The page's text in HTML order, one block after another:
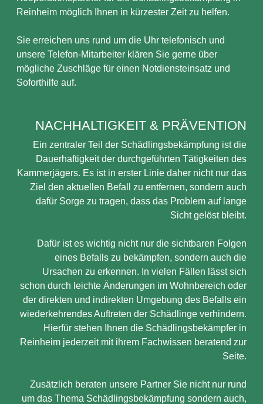
Reinheim möglich Ihnen in kürzester Zeit zu helfen.
Sie erreichen uns rund um die Uhr telefonisch und
unsere Telefon-Mitarbeiter klären Sie gerne über
mögliche Zuschläge für einen Notdiensteinsatz und
Soforthilfe auf.
NACHHALTIGKEIT & PRÄVENTION
Ein zentraler Teil der Schädlingsbekämpfung ist die
Dauerhaftigkeit der durchgeführten Tätigkeiten des
Kammerjägers. Es ist in erster Linie daher nicht nur das
Ziel den aktuellen Befall zu entfernen, sondern auch
dafür Sorge zu tragen, dass das Problem auf lange
Sicht gelöst bleibt.
Dafür ist es wichtig nicht nur die sichtbaren Folgen
eines Befalls zu bekämpfen, sondern auch die
Ursachen zu erkennen. In vielen Fällen lässt sich
schon durch leichte Änderungen im Wohnbereich oder
der direkten und indirekten Umgebung des Befalls ein
wiederkehrendes Auftreten der Schädlinge verhindern.
Hierfür stehen Ihnen die Schädlingsbekämpfer in
Reinheim jederzeit mit ihrem Fachwissen beratend zur
Seite.
Zusätzlich beraten unsere Partner Sie nicht nur rund
um das Thema Schädlingsbekämpfung sondern auch,